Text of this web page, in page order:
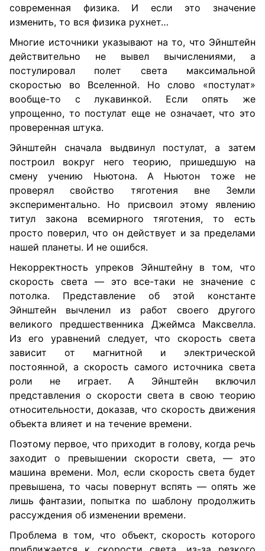
современная физика. И если это значение
изменить, то вся физика рухнет…
Многие источники указывают на то, что Эйнштейн
действительно не вывел вычислениями, а
постулировал полет света максимальной
скоростью во Вселенной. Но слово «постулат»
вообще-то с лукавинкой. Если опять же
упрощенно, то постулат еще не означает, что это
проверенная штука.
Эйнштейн сначала выдвинул постулат, а затем
построил вокруг него теорию, пришедшую на
смену учению Ньютона. А Ньютон тоже не
проверял свойство тяготения вне Земли
экспериментально. Но присвоил этому явлению
титул закона всемирного тяготения, то есть
просто поверил, что он действует и за пределами
нашей планеты. И не ошибся.
Некорректность упреков Эйнштейну в том, что
скорость света — это все-таки не значение с
потолка. Представление об этой константе
Эйнштейн вычленил из работ своего другого
великого предшественника Джеймса Максвелла.
Из его уравнений следует, что скорость света
зависит от магнитной и электрической
постоянной, а скорость самого источника света
роли не играет. А Эйнштейн включил
представления о скорости света в свою теорию
относительности, доказав, что скорость движения
объекта влияет и на течение времени.
Поэтому первое, что приходит в голову, когда речь
заходит о превышении скорости света, — это
машина времени. Мол, если скорость света будет
превышена, то часы повернут вспять — опять же
лишь фантазии, попытка по шаблону продолжить
рассуждения об изменении времени.
Проблема в том, что объект, скорость которого